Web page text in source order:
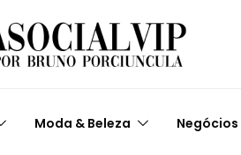
Moda & Beleza Negócios